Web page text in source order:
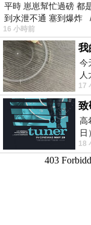
平時 崽崽幫忙過磅 都
到水泄不通 塞到爆炸
16 小時前
我
今
去
17
致
高
日
赴
18